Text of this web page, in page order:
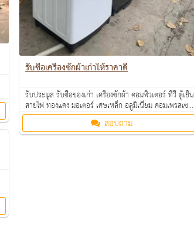
รับซื้อเครื่องซักผ้าเก่าให้ราคาดี
รับประมูล รับซื้อของเก่า เครื่องซักผ้า คอมพิวเตอร์ ทีวี ตู้เย็น
สายไฟ ทองแดง มอเตอร์ เศษเหล็ก อลูมิเนียม คอมเพรสเซอร์
แอร์เก่า ตามโรงงาน โรงแรม อพาร์ทเม้นท์ ให้ราคาดี คุยง่าย
จ่ายคล่อง รับซื้อเงินสดถึงที่ สนใจทักมาสอบถามหรือส่งรูป
มาสอบถามได้ค่ะ
สอบถาม